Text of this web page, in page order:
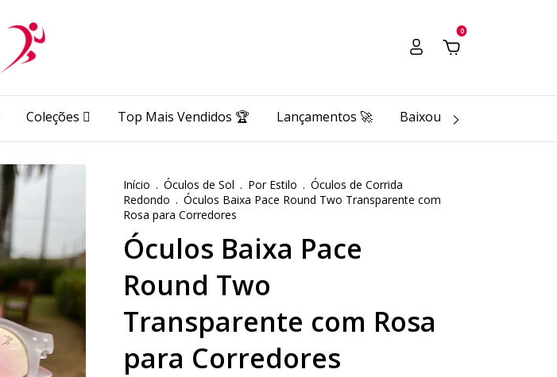
0
Coleções 🫆 Top Mais Vendidos 🏆 Lançamentos 🚀 Baixou o Pace 🔥
Início . Óculos de Sol . Por Estilo . Óculos de Corrida
Redondo . Óculos Baixa Pace Round Two Transparente com
Rosa para Corredores
Óculos Baixa Pace
Round Two
Transparente com Rosa
para Corredores